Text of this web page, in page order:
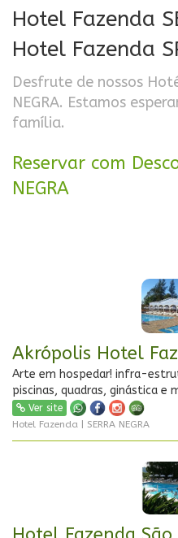
Hotel Fazenda
Hotel Fazenda
Desfrute de nossos
NEGRA. Estamos
família.
Reservar com
NEGRA
Akrópolis Hotel
Arte em hospedar! infra-
piscinas, quadras, ginástica e
Ver site
Hotel Fazenda | SERRA NEGRA